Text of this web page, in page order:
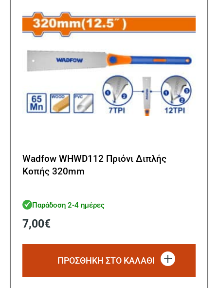
Wadfow WHWD112 Πριόνι Διπλής
Κοπής 320mm
Παράδοση 2-4 ημέρες
7,00€
ΠΡΟΣΘΗΚΗ ΣΤΟ ΚΑΛΑΘΙ